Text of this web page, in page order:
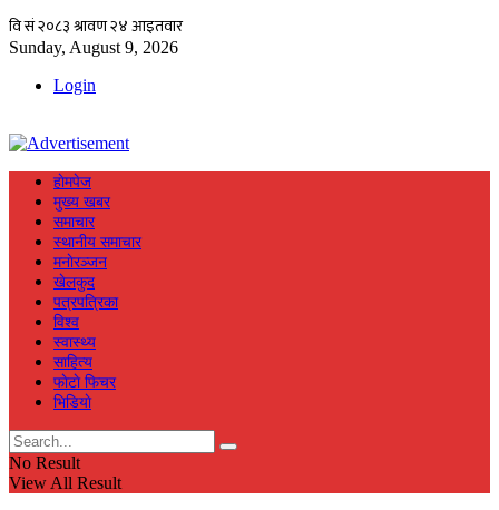
Sunday, August 9, 2026
Login
हाेमपेज
मुख्य खबर
समाचार
स्थानीय समाचार
मनाेरञ्जन
खेलकुद
पत्रपत्रिका
विश्व
स्वास्थ्य
साहित्य
फाेटाे फिचर
भिडियाे
No Result
View All Result